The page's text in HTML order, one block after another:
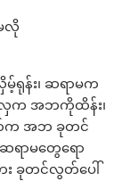
လို
န်း၊ ဆရာမက
းလှက အဘကိုထိန်း၊
ာ်က အဘ ခုတင်
ဆရာမတွေရော
း ခုတင်လွတ်ပေါ်